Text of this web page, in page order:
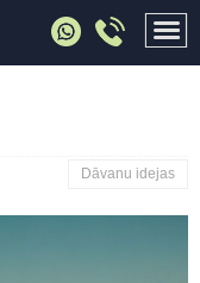
Dāvanu idejas